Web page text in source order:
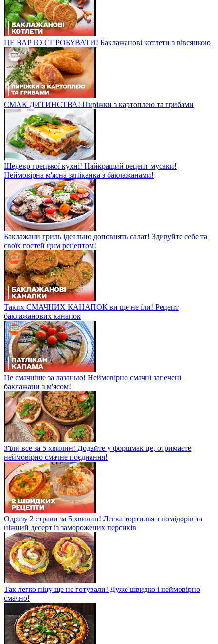
ЦЕ ВАРТО СПРОБУВАТИ! Баклажанові котлети з вівсянкою
СМАК ДИТИНСТВА! Пиріжки з картоплею та грибами
Шедевр грецької кухні! Найкращий рецепт мусаки!
Неймовірна м'ясна запіканка з баклажанами!
Баклажани гриль ідеально доповнять салат! Здивуйте себе та
своїх гостей цим рецептом!
Таких СМАЧНИХ КАНАПОК ви ще не їли! Рецепт
баклажанових канапок
Це смачніше за лазанью! Неймовірно смачні запечені
баклажани з м'ясом!
З'їли все за 5 хвилин! Додайте у форшмак це, отримаєте
неймовірно смачне поєднання!
Одразу 2 страви за 5 хвилин! Легка тортилья з помідорів та
ніжний десерт із заморожених персиків
Так легко піцу ще не готували! Дуже швидко і неймовірно
смачно!